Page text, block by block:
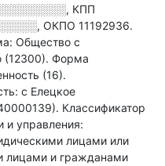
, КПП
, ОКПО 11192936.
Общество с
(12300). Форма
(16).
с Елецкое
Классификатор
и управления:
лицами или
лицами и гражданами